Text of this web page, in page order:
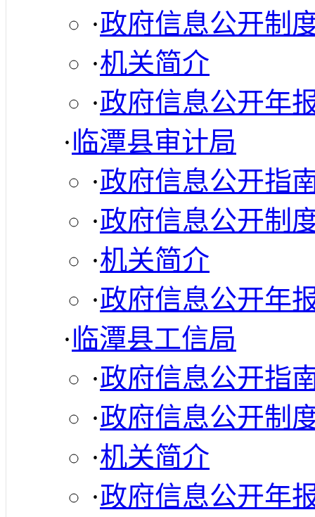
·政府信息公开制
·机关简介
·政府信息公开年
·临潭县审计局
·政府信息公开指
·政府信息公开制
·机关简介
·政府信息公开年
·临潭县工信局
·政府信息公开指
·政府信息公开制
·机关简介
·政府信息公开年